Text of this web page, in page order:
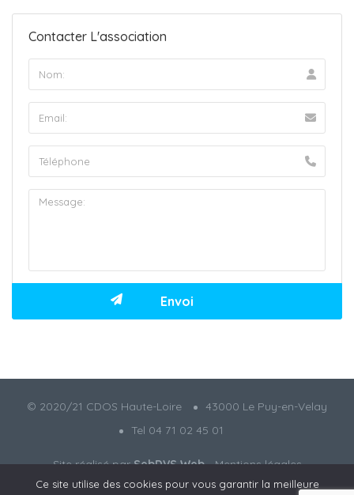
Contacter L'association
© 2020/21 CDOS Haute-Loire
43000 Le Puy-en-Velay
Tel 04 71 02 45 01
Site réalisé parSebDVS Web-Mentions légales
Ce site utilise des cookies pour vous garantir la meilleure